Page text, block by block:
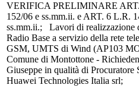
VERIFICA PRELIMINARE
152/06 e ss.mm.ii. e ART. 6 L.R.
ss.mm.ii.; Lavori di realizzazione
Radio Base a servizio della rete
GSM, UMTS di Wind (AP103
Comune di Montottone -
Giuseppe in qualità di Procuratore
Huawei Technologies Italia srl;